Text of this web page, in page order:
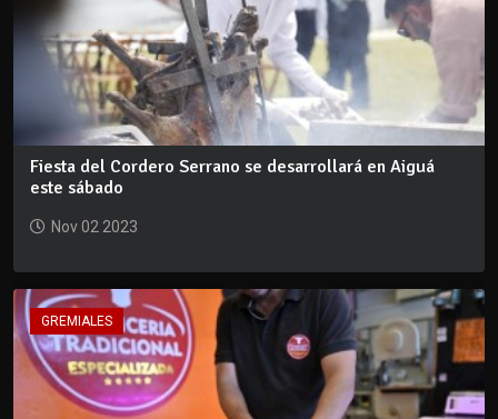
Fiesta del Cordero Serrano se desarrollará en Aiguá
este sábado
Nov 02 2023
GREMIALES